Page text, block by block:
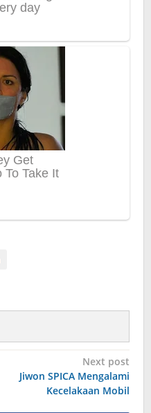
Next post
Jiwon SPICA Mengalami
Kecelakaan Mobil